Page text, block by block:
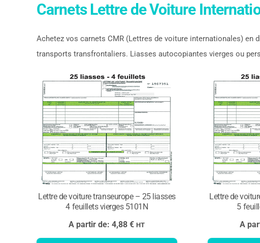
Carnets Lettre de Voiture
Achetez vos carnets CMR (Lettres de voiture internationales)
transports transfrontaliers. Liasses autocopiantes vierges ou
Lettre de voiture transeurope – 25 liasses
4 feuillets vierges 5101N
A partir de:4,88€ HT
Lettre de
5
A